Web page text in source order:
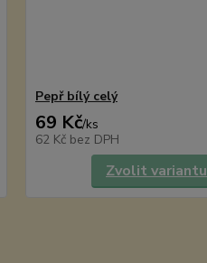
Pepř bílý celý
69 Kč/ks
62 Kč bez DPH
Zvolit variantu